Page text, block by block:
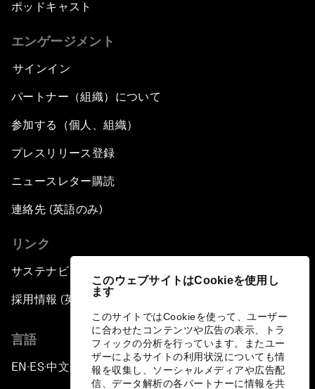
このウェブサイトはCookieを使用し
ます
このサイトではCookieを使って、ユーザー
に合わせたコンテンツや広告の表示、トラ
フィックの分析を行っています。またユー
ザーによるサイトの利用状況についても情
報を収集し、ソーシャルメディアや広告配
信、データ解析の各パートナーに情報を共
ポッドキャスト
エンゲージメント
サインイン
パートナー（組織）について
参加する（個人、組織）
プレスリリース登録
ニュースレター購読
連絡先 (英語のみ)
リンク
サステナビリティへの取り組み
採用情報 (英語のみ)
言語
EN ▪ES▪中文▪ 日本語